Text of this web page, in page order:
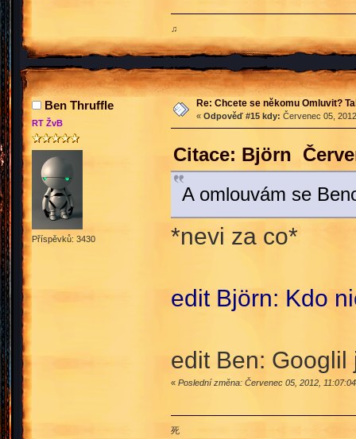
♫
Ben Thruffle
RT ŽvB
Příspěvků: 3430
Re: Chcete se někomu Omluvit?
« Odpověď #15 kdy: Červenec 05,
Citace: Björn
A omlouvám se
*nevi za co*
edit Björn: Kdo
edit Ben:
« Poslední změna: Červenec 05, 2012,
死